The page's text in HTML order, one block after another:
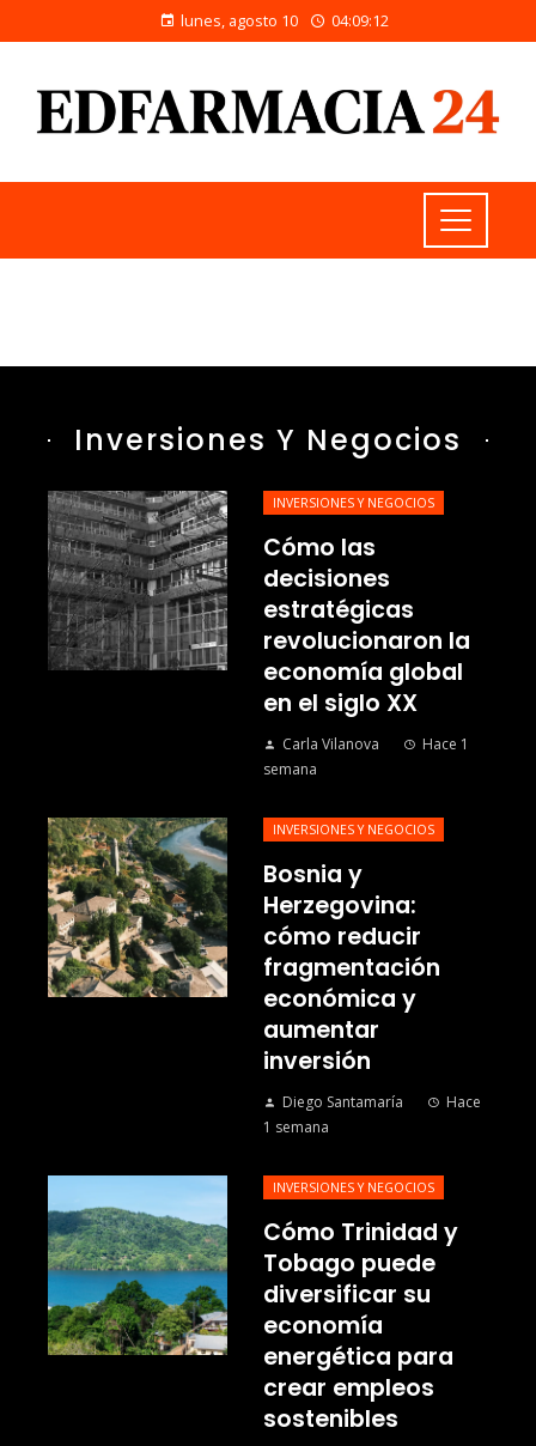
lunes, agosto 10 04:09:13
Inversiones Y Negocios
INVERSIONES Y NEGOCIOS
Cómo las
decisiones
estratégicas
revolucionaron la
economía global
en el siglo XX
Carla Vilanova
Hace 1
semana
INVERSIONES Y NEGOCIOS
Bosnia y
Herzegovina:
cómo reducir
fragmentación
económica y
aumentar
inversión
Diego Santamaría
Hace
1 semana
INVERSIONES Y NEGOCIOS
Cómo Trinidad y
Tobago puede
diversificar su
economía
energética para
crear empleos
sostenibles